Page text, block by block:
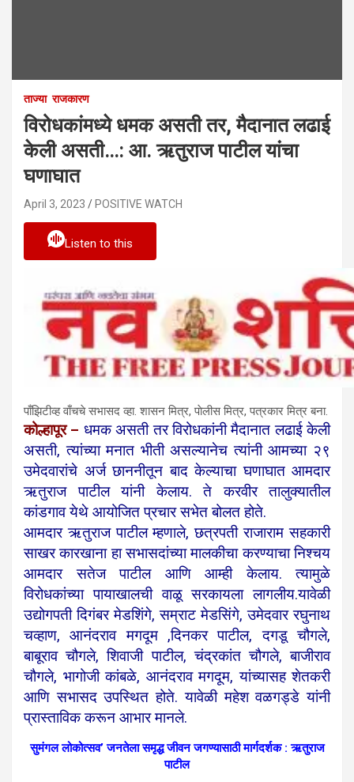
ताज्या राजकारण
विरोधकांमध्ये धमक असती तर, मैदानात लढाई
केली असती…: आ. ऋतुराज पाटील यांचा
घणाघात
April 3, 2023 POSITIVE WATCH
Listen to this
पाँझिटीव्ह वाँचचे सभासद व्हा. शासन मित्र, पाेलीस मित्र, पत्रकार मित्र बना.
कोल्हापूर – धमक असती तर विरोधकांनी मैदानात लढाई केली
असती, त्यांच्या मनात भीती असल्यानेच त्यांनी आमच्या २९
उमेदवारांचे अर्ज छाननीतून बाद केल्याचा घणाघात आमदार
ऋतुराज पाटील यांनी केलाय. ते करवीर तालुक्यातील
कांडगाव येथे आयोजित प्रचार सभेत बोलत होते.
आमदार ऋतुराज पाटील म्हणाले, छत्रपती राजाराम सहकारी
साखर कारखाना हा सभासदांच्या मालकीचा करण्याचा निश्चय
आमदार सतेज पाटील आणि आम्ही केलाय. त्यामुळे
विरोधकांच्या पायाखालची वाळू सरकायला लागलीय.यावेळी
उद्योगपती दिगंबर मेडशिंगे, सम्राट मेडसिंगे, उमेदवार रघुनाथ
चव्हाण, आनंदराव मगदूम ,दिनकर पाटील, दगडू चौगले,
बाबूराव चौगले, शिवाजी पाटील, चंद्रकांत चौगले, बाजीराव
चौगले, भागोजी कांबळे, आनंदराव मगदूम, यांच्यासह शेतकरी
आणि सभासद उपस्थित होते. यावेळी महेश वळगड्डे यांनी
प्रास्ताविक करून आभार मानले.
सुमंगल लोकोत्सव’ जनतेला समृद्ध जीवन जगण्यासाठी मार्गदर्शक : ऋतुराज
पाटील